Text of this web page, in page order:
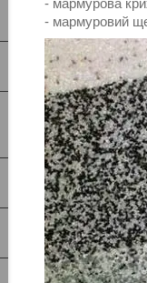
- мармурова
- мармуровий